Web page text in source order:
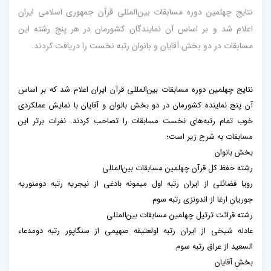
نتایج چهلمین دوره مسابقات بین‌المللی قرآن جمهوری اسلامی ایران
اعلام شد و بر اساس آن نمایندگان کشورمان در هر پنج رشته این
مسابقات در دو بخش آقایان و بانوان رتبه نخست را دریافت کردند.
نتایج چهلمین دوره مسابقات بین‌المللی قرآن ایران اعلام شد که بر اساس
آن پنج نماینده کشورمان در دو بخش بانوان و آقایان با نمایش عملکردی
خوب تمام رتبه‌های نخست مسابقات را تصاحب کردند. نفرات برتر این
مسابقات به شرح زیر است؛
بخش بانوان
رشته حفظ کل قرآن چهلمین مسابقات بین‌المللی
رویا فضائلی از ایران رتبه اول میمونه بادغی از نیجریه رتبه دومنوریه
جوریان ارغا از اندونزی رتبه سوم
رشته قرائت ترتیل چهلمین مسابقات بین‌المللی
عادله شیخی از ایران رتبه اولعتیقه صهیمی از سنگاپور رتبه دومدعاء
السعید از عراق رتبه سوم
بخش آقایان